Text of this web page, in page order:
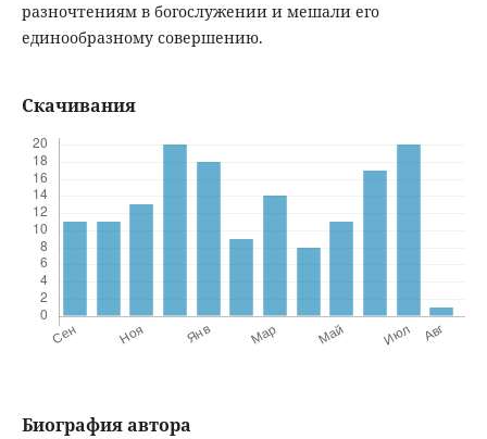
разночтениям в богослужении и мешали его
единообразному совершению.
Скачивания
Биография автора